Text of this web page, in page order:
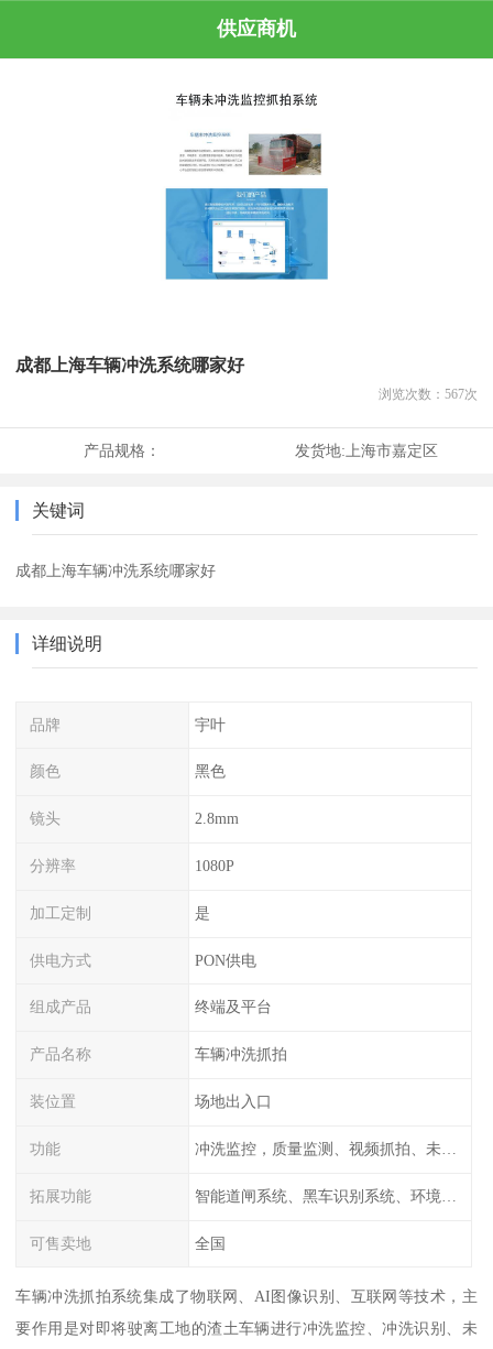
供应商机
成都上海车辆冲洗系统哪家好
浏览次数： 567次
产品规格： 发货地:上海市嘉定区
关键词
成都上海车辆冲洗系统哪家好
详细说明
品牌 宇叶
颜色 黑色
镜头 2.8mm
分辨率 1080P
加工定制 是
供电方式 PON供电
组成产品 终端及平台
产品名称 车辆冲洗抓拍
装位置 场地出入口
功能
拓展功能
可售卖地 全国
车辆冲洗抓拍系统集成了物联网、AI图像识别、互联网等技术，主
要作用是对即将驶离工地的渣土车辆进行冲洗监控、冲洗识别、未